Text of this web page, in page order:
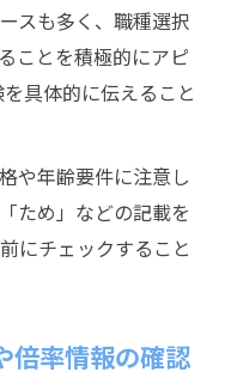
スも多く、職種選択
ことを積極的にアピ
具体的に伝えること
や年齢要件に注意し
ため」などの記載を
にチェックすること
倍率情報の確認